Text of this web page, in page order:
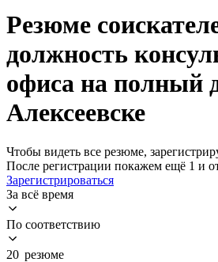
Резюме
должность
офиса на полный
Алексеевске
Чтобы видеть все резюме,
После регистрации покажем ещё 1 и
Зарегистрироваться
За всё время
По соответствию
20 резюме